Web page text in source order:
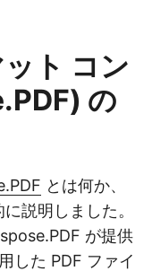
ト コン
の
とは何か、
説明しました。
が提供
した PDF ファイ